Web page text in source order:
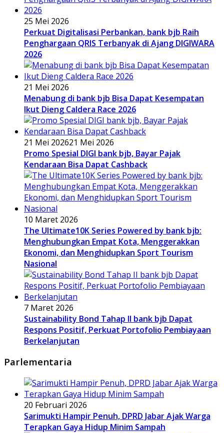
25 Mei 2026
Perkuat Digitalisasi Perbankan, bank bjb Raih
Penghargaan QRIS Terbanyak di Ajang DIGIWARA
2026
21 Mei 2026
Menabung di bank bjb Bisa Dapat Kesempatan
Ikut Dieng Caldera Race 2026
21 Mei 202621 Mei 2026
Promo Spesial DIGI bank bjb, Bayar Pajak
Kendaraan Bisa Dapat Cashback
10 Maret 2026
The Ultimate10K Series Powered by bank bjb:
Menghubungkan Empat Kota, Menggerakkan
Ekonomi, dan Menghidupkan Sport Tourism
Nasional
7 Maret 2026
Sustainability Bond Tahap II bank bjb Dapat
Respons Positif, Perkuat Portofolio Pembiayaan
Berkelanjutan
Parlementaria
20 Februari 2026
Sarimukti Hampir Penuh, DPRD Jabar Ajak Warga
Terapkan Gaya Hidup Minim Sampah